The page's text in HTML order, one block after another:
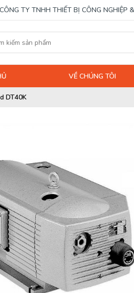
CÔNG TY TNHH THIẾT BỊ CÔNG NGHIỆP
VỀ CHÚNG TÔI
DT40K